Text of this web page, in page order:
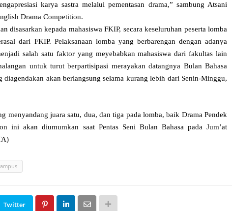
karya sastra melalui pementasan drama,” sambung Atsani
Drama Competition.
disasarkan kepada mahasiswa FKIP, secara keseluruhan peserta lomba
dari FKIP. Pelaksanaan lomba yang berbarengan dengan adanya
salah satu faktor yang meyebabkan mahasiswa dari fakultas lain
untuk turut berpartisipasi merayakan datangnya Bulan Bahasa
akan berlangsung selama kurang lebih dari Senin-Minggu,
menyandang juara satu, dua, dan tiga pada lomba, baik Drama Pendek
ini akan diumumkan saat Pentas Seni Bulan Bahasa pada Jum’at
Twitter